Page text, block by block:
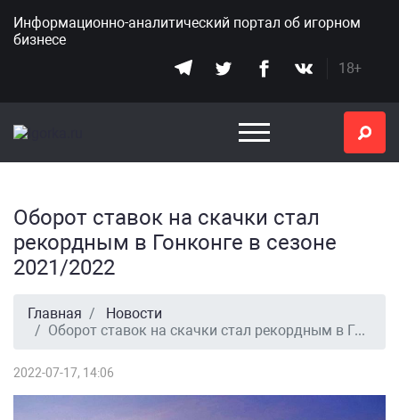
Информационно-аналитический портал об игорном
бизнесе
18+
Оборот ставок на скачки стал
рекордным в Гонконге в сезоне
2021/2022
Главная
Новости
Оборот ставок на скачки стал рекордным в Гонконге в сезоне 2021/2022
2022-07-17, 14:06